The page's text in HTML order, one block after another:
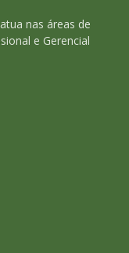
nas áreas de
e Gerencial